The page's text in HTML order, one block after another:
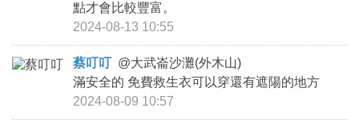
點才會比較豐富。
2024-08-13 10:55
蔡叮叮 @大武崙沙灘(外木山)
滿安全的 免費救生衣可以穿還有遮陽的地方
2024-08-09 10:57